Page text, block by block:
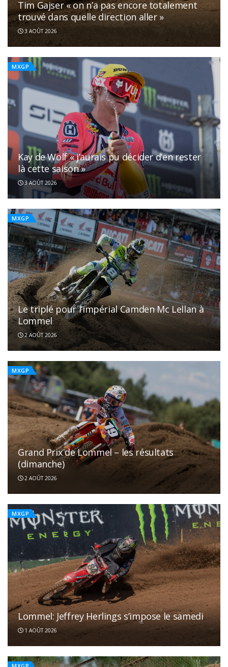
Tim Gajser « on n’a pas encore totalement
trouvé dans quelle direction aller »
3 AOÛT 2026
MXGP
Kay de Wolf « j’aurais pu décider d’en rester
là cette saison »
3 AOÛT 2026
MXGP
Le triplé pour l’impérial Camden Mc Lellan à
Lommel
2 AOÛT 2026
MXGP
Grand Prix de Lommel – les résultats
(dimanche)
2 AOÛT 2026
MXGP
Lommel: Jeffrey Herlings s’impose le samedi
1 AOÛT 2026